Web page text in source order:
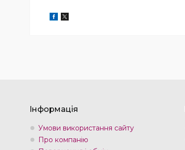
Інформація
Умови використання сайту
Про компанію